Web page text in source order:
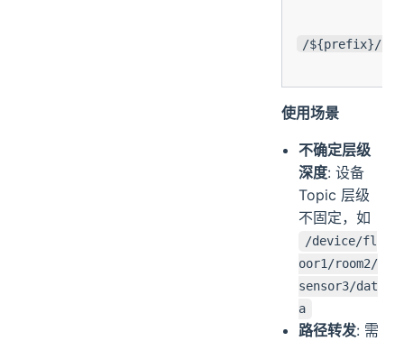
/${prefix}/
使用场景
不确定层级
深度: 设备
Topic 层级
不固定，如
/device/fl
oor1/room2/
sensor3/dat
a
路径转发: 需